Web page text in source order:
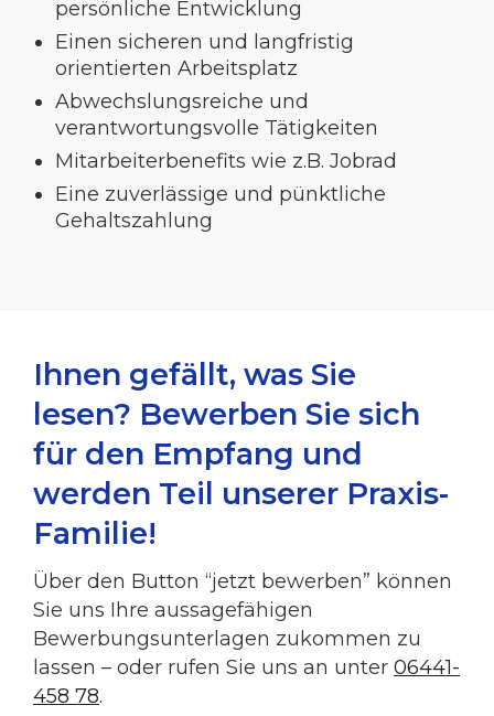
persönliche Entwicklung
Einen sicheren und langfristig
orientierten Arbeitsplatz
Abwechslungsreiche und
verantwortungsvolle Tätigkeiten
Mitarbeiterbenefits wie z.B. Jobrad
Eine zuverlässige und pünktliche
Gehaltszahlung
Ihnen gefällt, was Sie
lesen? Bewerben Sie sich
für den Empfang und
werden Teil unserer Praxis-
Familie!
Über den Button “jetzt bewerben” können
Sie uns Ihre aussagefähigen
Bewerbungsunterlagen zukommen zu
lassen – oder rufen Sie uns an unter 06441-
458 78.